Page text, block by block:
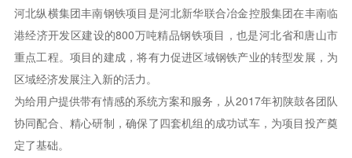
河北纵横集团丰南钢铁项目是河北新华联合冶金控股集团在丰南临
港经济开发区建设的800万吨精品钢铁项目，也是河北省和唐山市
重点工程。项目的建成，将有力促进区域钢铁产业的转型发展，为
区域经济发展注入新的活力。
为给用户提供带有情感的系统方案和服务，从2017年初陕鼓各团队
协同配合、精心研制，确保了四套机组的成功试车，为项目投产奠
定了基础。